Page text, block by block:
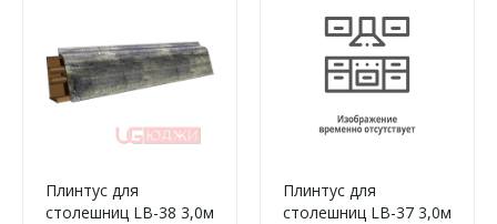
Плинтус для
столешниц LB-38 3,0м
Плинтус для
столешниц LB-37 3,0м